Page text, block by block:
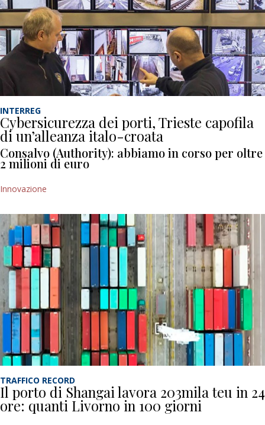
INTERREG
Cybersicurezza dei porti, Trieste capofila
di un’alleanza italo-croata
Consalvo (Authority): abbiamo in corso per oltre
2 milioni di euro
Innovazione
TRAFFICO RECORD
Il porto di Shangai lavora 203mila teu in 24
ore: quanti Livorno in 100 giorni